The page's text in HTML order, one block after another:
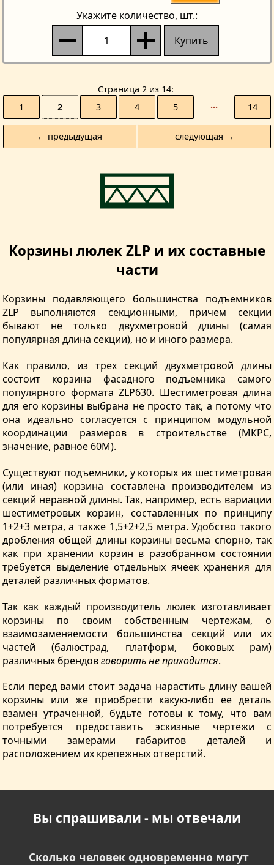
Корзины люлек ZLP и их составные
части
Корзины подавляющего большинства подъемников
ZLP выполняются секционными, причем секции
бывают не только двухметровой длины (самая
популярная длина секции), но и иного размера.
Как правило, из трех секций двухметровой длины
состоит корзина фасадного подъемника самого
популярного формата ZLP630. Шестиметровая длина
для его корзины выбрана не просто так, а потому что
она идеально согласуется с принципом модульной
координации размеров в строительстве (МКРС,
значение, равное 60М).
Существуют подъемники, у которых их шестиметровая
(или иная) корзина составлена производителем из
секций неравной длины. Так, например, есть вариации
шестиметровых корзин, составленных по принципу
1+2+3 метра, а также 1,5+2+2,5 метра. Удобство такого
дробления общей длины корзины весьма спорно, так
как при хранении корзин в разобранном состоянии
требуется выделение отдельных ячеек хранения для
деталей различных форматов.
Так как каждый производитель люлек изготавливает
корзины по своим собственным чертежам, о
взаимозаменяемости большинства секций или их
частей (балюстрад, платформ, боковых рам)
различных брендовговорить не приходится.
Если перед вами стоит задача нарастить длину вашей
корзины или же приобрести какую-либо ее деталь
взамен утраченной, будьте готовы к тому, что вам
потребуется предоставить эскизные чертежи с
точными замерами габаритов деталей и
расположением их крепежных отверстий.
Укажите количество, шт.:
Купить
← предыдущая
Страницa 2 из 14
1
2 3 4 5 ··· 14
следующая →
Вы спрашивали - мы отвечали
Сколько человек одновременно могут